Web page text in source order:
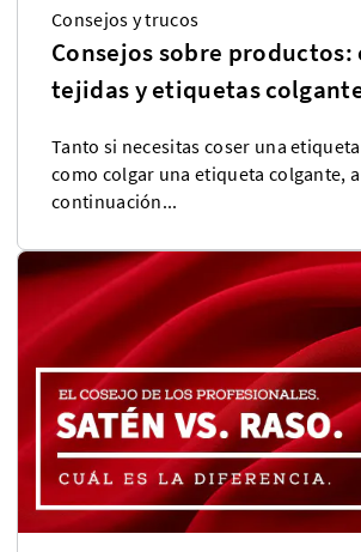
Consejos y trucos
Consejos sobre
tejidas y etiquetas
Tanto si necesitas coser una
como colgar una etiqueta colgante, a
continuación...